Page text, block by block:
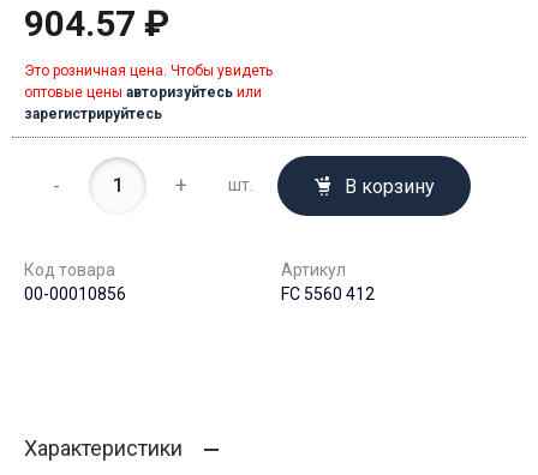
904.57 ₽
Это розничная цена. Чтобы увидеть
оптовые цены авторизуйтесь или
зарегистрируйтесь
- + шт. В корзину
Код товара
00-00010856
Артикул
FC 5560 412
Характеристики